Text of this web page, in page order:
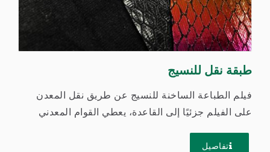
طبقة نقل للنسيج
فيلم الطباعة الساخنة للنسيج عن طريق نقل المعدن
على الفيلم جزئيًا إلى القاعدة، يعطي القوام المعدني
تفاصيل